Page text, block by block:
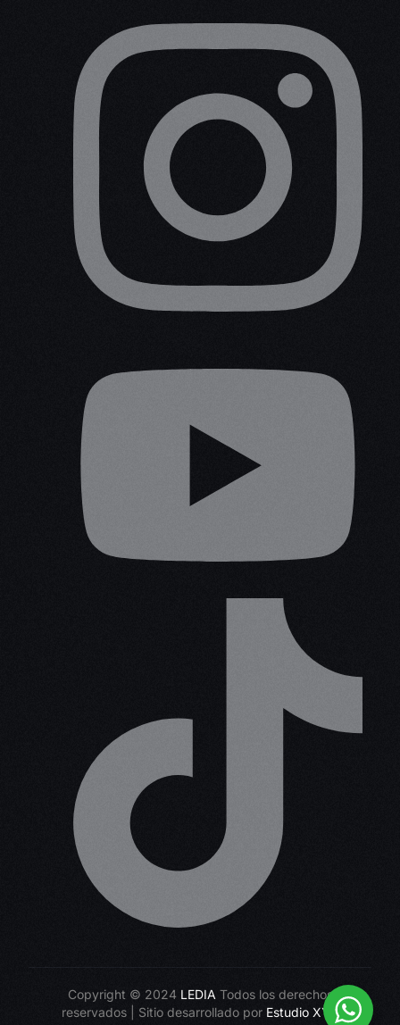
Copyright © 2024 LEDIA Todos los derechos
reservados | Sitio desarrollado por Estudio XYX
Log in